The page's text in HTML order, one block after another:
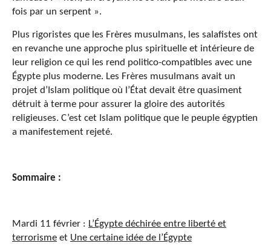
fois par un serpent ».
Plus rigoristes que les Frères musulmans, les salafistes ont
en revanche une approche plus spirituelle et intérieure de
leur religion ce qui les rend politico-compatibles avec une
Égypte plus moderne. Les Frères musulmans avait un
projet d’Islam politique où l’État devait être quasiment
détruit à terme pour assurer la gloire des autorités
religieuses. C’est cet Islam politique que le peuple égyptien
a manifestement rejeté.
Sommaire :
Mardi 11 février : L’Égypte déchirée entre liberté et
terrorisme et Une certaine idée de l’Égypte